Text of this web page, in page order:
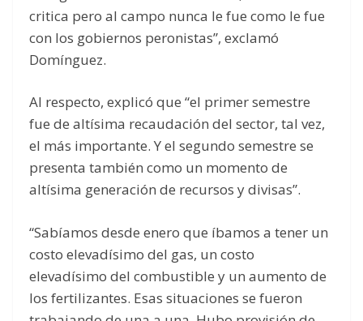
critica pero al campo nunca le fue como le fue
con los gobiernos peronistas”, exclamó
Domínguez.
Al respecto, explicó que “el primer semestre
fue de altísima recaudación del sector, tal vez,
el más importante. Y el segundo semestre se
presenta también como un momento de
altísima generación de recursos y divisas”.
“Sabíamos desde enero que íbamos a tener un
costo elevadísimo del gas, un costo
elevadísimo del combustible y un aumento de
los fertilizantes. Esas situaciones se fueron